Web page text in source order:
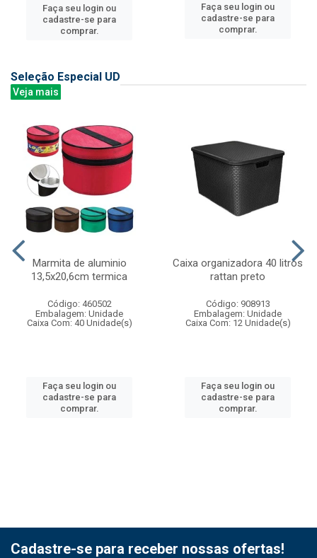
Faça seu login ou
cadastre-se para
comprar.
Faça seu login ou
cadastre-se para
comprar.
Seleção Especial UD
Veja mais
Marmita de aluminio
13,5x20,6cm termica
Código: 460502
Embalagem: Unidade
Caixa Com: 40 Unidade(s)
Faça seu login ou
cadastre-se para
comprar.
Caixa organizadora 40 litros
rattan preto
Código: 908913
Embalagem: Unidade
Caixa Com: 12 Unidade(s)
Faça seu login ou
cadastre-se para
comprar.
Cadastre-se para receber nossas ofertas!